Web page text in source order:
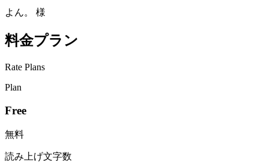
よん。 様
料金プラン
Rate Plans
Plan
Free
無料
読み上げ文字数